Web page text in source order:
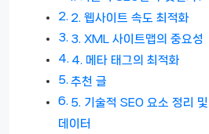
2. 웹사이트 속도 최적화
3. XML 사이트맵의 중요성
4. 메타 태그의 최적화
추천 글
5. 기술적 SEO 요소 정리 및
데이터